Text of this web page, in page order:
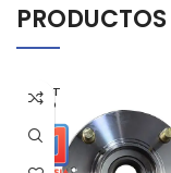
AGOT
ADO